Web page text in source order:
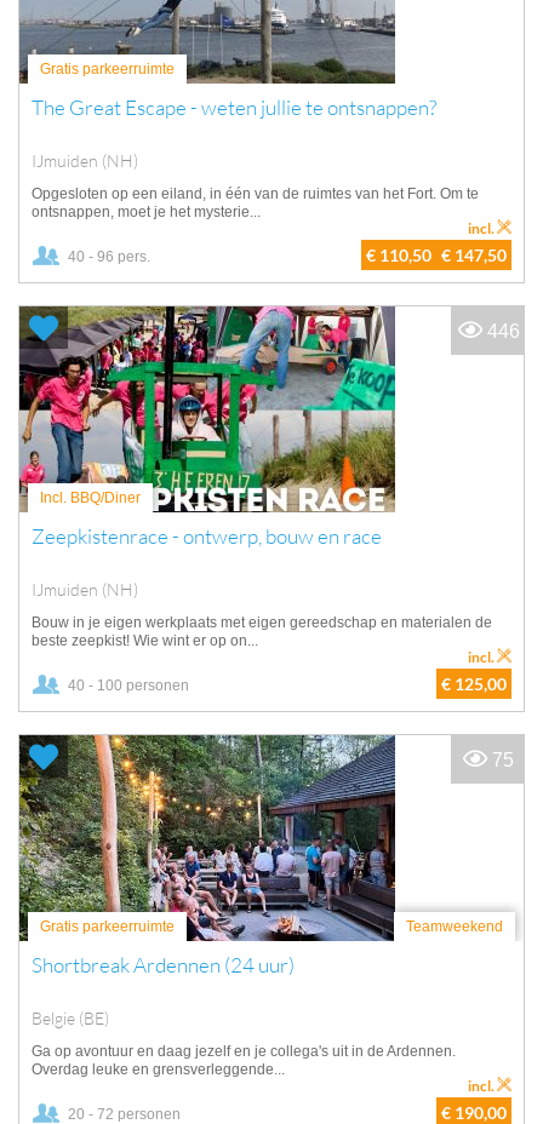
Gratis parkeerruimte
The Great Escape - weten jullie te ontsnappen?
IJmuiden (NH)
Opgesloten op een eiland, in één van de ruimtes van het Fort. Om te
ontsnappen, moet je het mysterie...
40 - 96 pers. € 110,50 € 147,50
incl.
Incl. BBQ/Diner
Zeepkistenrace - ontwerp, bouw en race
IJmuiden (NH)
Bouw in je eigen werkplaats met eigen gereedschap en materialen de
beste zeepkist! Wie wint er op on...
40 - 100 personen € 125,00
incl.
446
Gratis parkeerruimte Teamweekend
Shortbreak Ardennen (24 uur)
Belgie (BE)
Ga op avontuur en daag jezelf en je collega's uit in de Ardennen.
Overdag leuke en grensverleggende...
20 - 72 personen € 190,00
incl.
75